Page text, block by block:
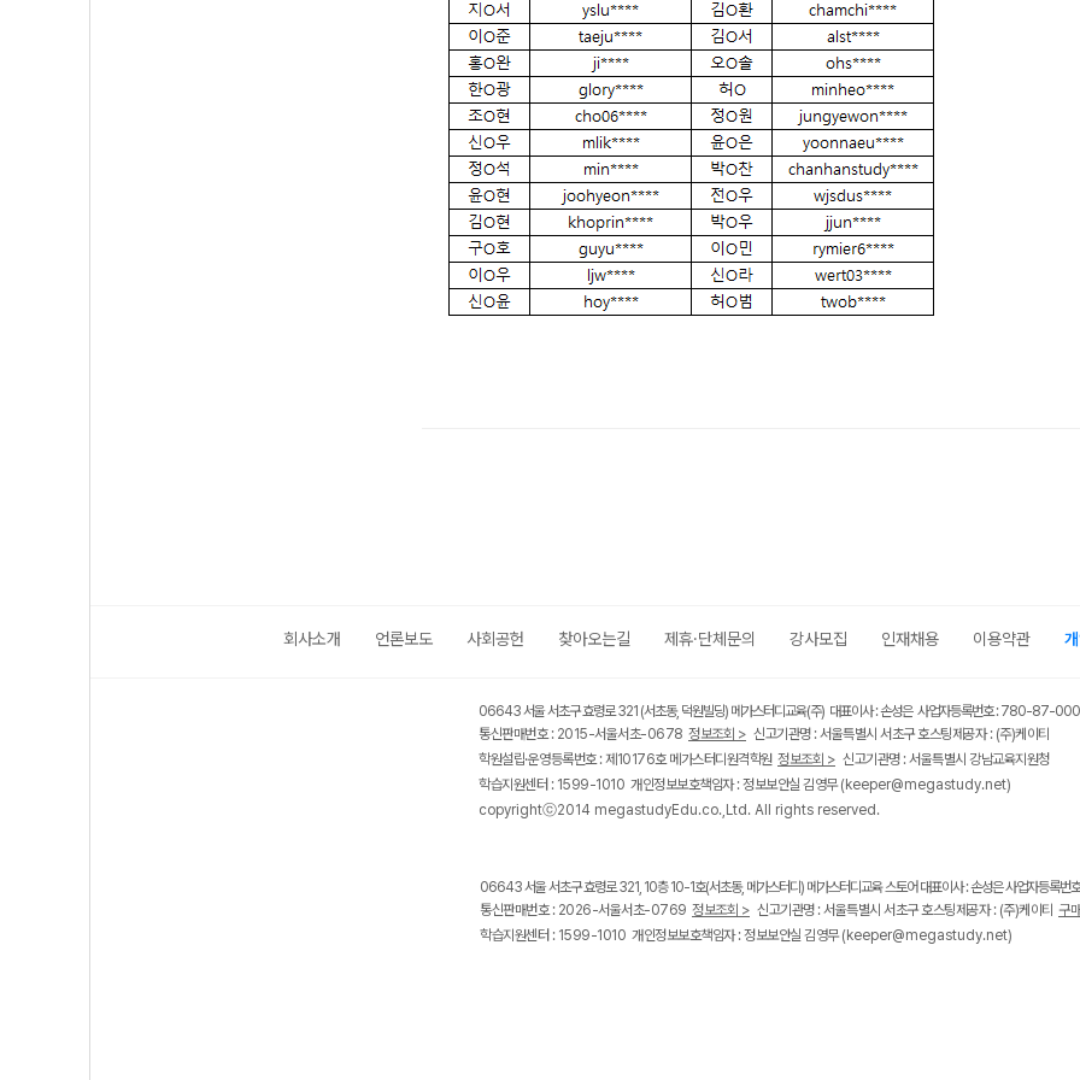
회사소개 언론보도 사회공헌 찾아오는길 제휴·단체문의 강사모집 인재채용 이용약관
06643 서울 서초구 효령로 321 (서초동, 덕원빌딩) 메가스터디교육(주) 대표이사 : 손성은 사업자등록번호 : 780-87-
통신판매번호 : 2015-서울서초-0678 정보조회 > 신고기관명 : 서울특별시 서초구 호스팅제공자 : (주)케이티
학원설립·운영등록번호 : 제10176호 메가스터디원격학원 정보조회 > 신고기관명 : 서울특별시 강남교육지원청
학습지원센터 : 1599-1010 개인정보보호책임자 : 정보보안실 김영무(keeper@megastudy.net)
copyrightⓒ2014 megastudyEdu.co.,Ltd. All rights reserved.
06643 서울 서초구 효령로 321, 10층 10-1호(서초동, 메가스터디) 메가스터디교육 스토어 대표이사 : 손성은 사업자등
통신판매번호 : 2026-서울서초-0769 정보조회 > 신고기관명 : 서울특별시 서초구 호스팅제공자 : (주)케이티 구
학습지원센터 : 1599-1010 개인정보보호책임자 : 정보보안실 김영무(keeper@megastudy.net)